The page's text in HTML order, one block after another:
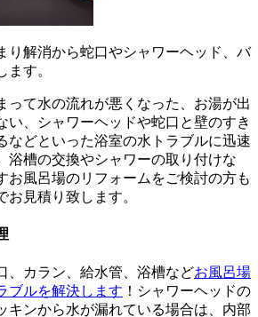
り解消から蛇口やシャワーヘッド、バ
ます。
って水の流れが悪くなった、お湯が出
い、シャワーヘッドや蛇口と壁のすき
などといった浴室の水トラブルに迅速
浴槽の交換やシャワーの取り付けな
お風呂場のリフォームをご検討の方も
お見積り致します。
、カラン、給水管、浴槽などお風呂場
ブルを解決します ！シャワーヘッドの
キンから水が漏れている場合は、内部